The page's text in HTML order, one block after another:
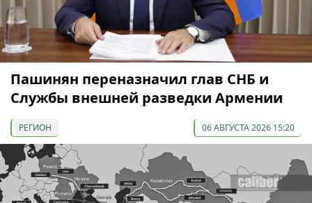
Пашинян переназначил глав СНБ и
Службы внешней разведки Армении
РЕГИОН 06 АВГУСТА 2026 15:20